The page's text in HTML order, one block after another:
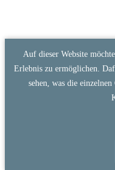
Auf dieser Website
Erlebnis zu ermöglichen.
sehen, was die